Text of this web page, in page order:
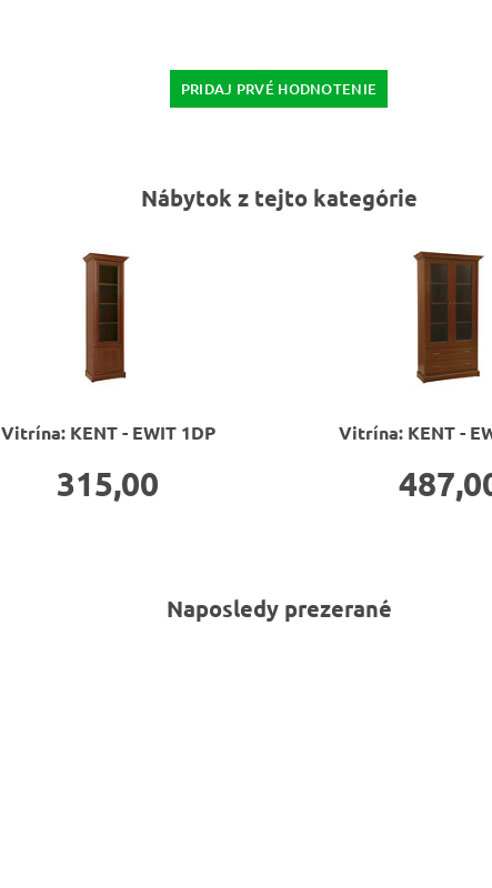
PRIDAJ PRVÉ HODNOTENIE
Nábytok z tejto kategórie
Vitrína: KENT - EWIT 1DP
315,00
Vitrína: KENT -
Naposledy prezerané